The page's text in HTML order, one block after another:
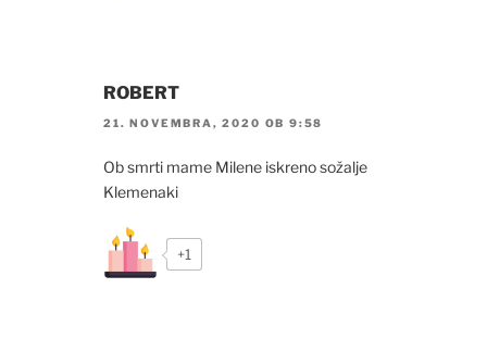
ROBERT
21. NOVEMBRA, 2020 OB 9:58
Ob smrti mame Milene iskreno sožalje
Klemenaki
+1